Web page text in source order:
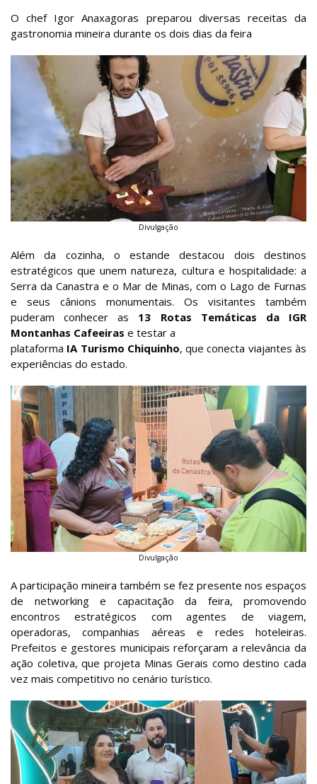
O chef Igor Anaxagoras preparou diversas receitas da
gastronomia mineira durante os dois dias da feira
Divulgação
Além da cozinha, o estande destacou dois destinos
estratégicos que unem natureza, cultura e hospitalidade: a
Serra da Canastra e o Mar de Minas, com o Lago de Furnas
e seus cânions monumentais. Os visitantes também
puderam conhecer as 13 Rotas Temáticas da IGR
Montanhas Cafeeiras e testar a
plataforma IA Turismo Chiquinho, que conecta viajantes às
experiências do estado.
Divulgação
A participação mineira também se fez presente nos espaços
de networking e capacitação da feira, promovendo
encontros estratégicos com agentes de viagem,
operadoras, companhias aéreas e redes hoteleiras.
Prefeitos e gestores municipais reforçaram a relevância da
ação coletiva, que projeta Minas Gerais como destino cada
vez mais competitivo no cenário turístico.